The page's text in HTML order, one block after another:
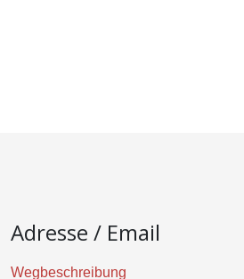
Adresse / Email
Wegbeschreibung